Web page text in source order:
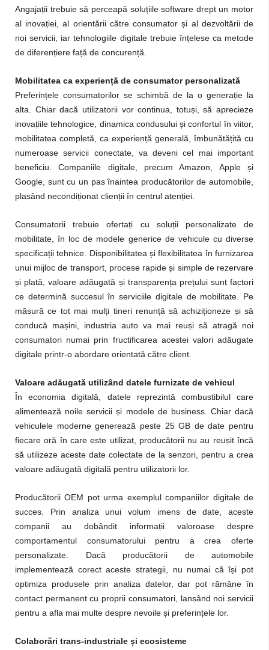
Angajații trebuie să perceapă soluțiile software drept un motor
al inovației, al orientării către consumator și al dezvoltării de
noi servicii, iar tehnologiile digitale trebuie înțelese ca metode
de diferențiere față de concurență.
Mobilitatea ca experiență de consumator personalizată
Preferințele consumatorilor se schimbă de la o generație la
alta. Chiar dacă utilizatorii vor continua, totuși, să aprecieze
inovațiile tehnologice, dinamica condusului și confortul în viitor,
mobilitatea completă, ca experiență generală, îmbunătățită cu
numeroase servicii conectate, va deveni cel mai important
beneficiu. Companiile digitale, precum Amazon, Apple și
Google, sunt cu un pas înaintea producătorilor de automobile,
plasând necondiționat clienții în centrul atenției.
Consumatorii trebuie ofertați cu soluții personalizate de
mobilitate, în loc de modele generice de vehicule cu diverse
specificații tehnice. Disponibilitatea și flexibilitatea în furnizarea
unui mijloc de transport, procese rapide și simple de rezervare
și plată, valoare adăugată și transparența prețului sunt factori
ce determină succesul în serviciile digitale de mobilitate. Pe
măsură ce tot mai mulți tineri renunță să achiziționeze și să
conducă mașini, industria auto va mai reuși să atragă noi
consumatori numai prin fructificarea acestei valori adăugate
digitale printr-o abordare orientată către client.
Valoare adăugată utilizând datele furnizate de vehicul
În economia digitală, datele reprezintă combustibilul care
alimentează noile servicii și modele de business. Chiar dacă
vehiculele moderne generează peste 25 GB de date pentru
fiecare oră în care este utilizat, producătorii nu au reușit încă
să utilizeze aceste date colectate de la senzori, pentru a crea
valoare adăugată digitală pentru utilizatorii lor.
Producătorii OEM pot urma exemplul companiilor digitale de
succes. Prin analiza unui volum imens de date, aceste
companii au dobândit informații valoroase despre
comportamentul consumatorului pentru a crea oferte
personalizate. Dacă producătorii de automobile
implementează corect aceste strategii, nu numai că își pot
optimiza produsele prin analiza datelor, dar pot rămâne în
contact permanent cu proprii consumatori, lansând noi servicii
pentru a afla mai multe despre nevoile și preferințele lor.
Colaborări trans-industriale și ecosisteme